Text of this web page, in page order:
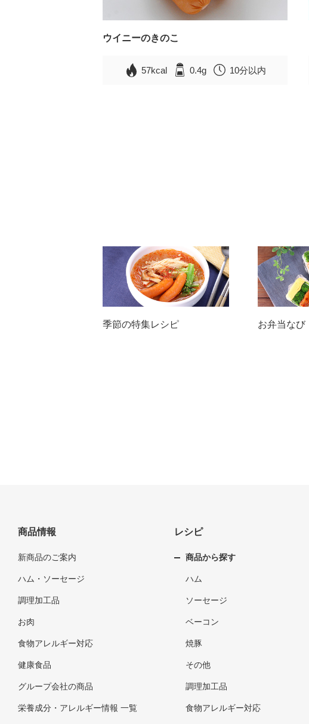
ウイニーのきのこ
57kcal 0.4g 10分以内
季節の特集レシピ お弁当なび
商品情報
新商品のご案内
ハム・ソーセージ
調理加工品
お肉
食物アレルギー対応
健康食品
グループ会社の商品
栄養成分・アレルギー情報 一覧
レシピ
商品から探す
ハム
ソーセージ
ベーコン
焼豚
その他
調理加工品
食物アレルギー対応